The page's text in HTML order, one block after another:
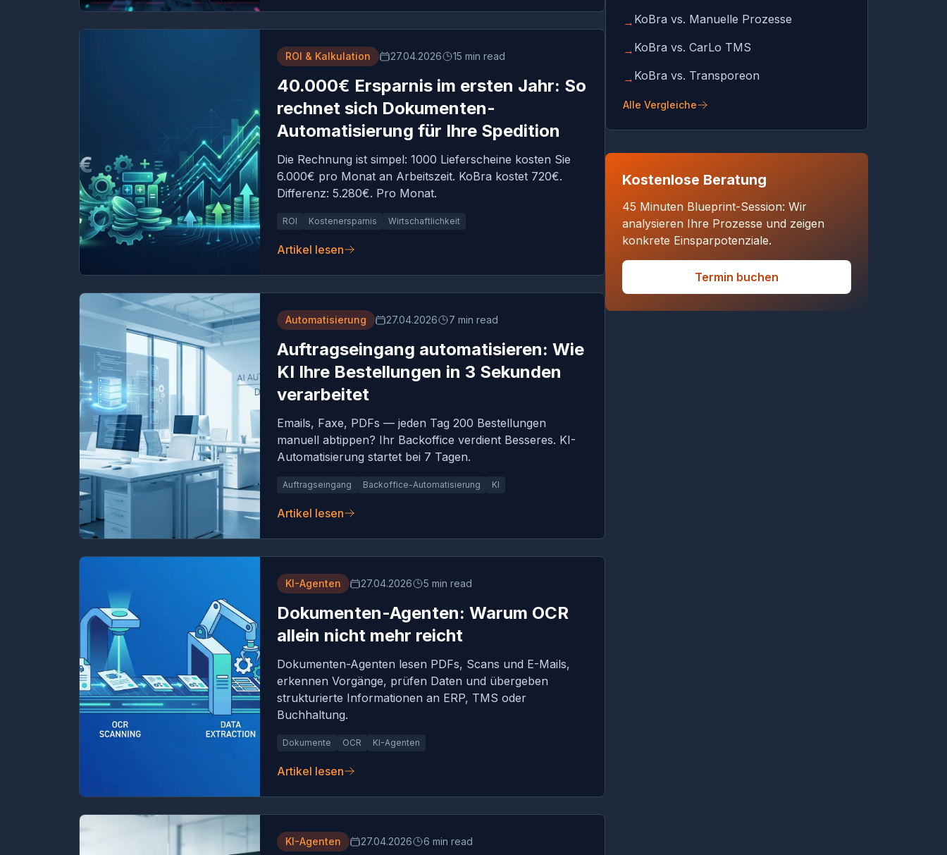
ROI & Kalkulation 27.04.2026 15 min read
40.000€ Ersparnis im ersten Jahr: So
rechnet sich Dokumenten-
Automatisierung für Ihre Spedition
Die Rechnung ist simpel: 1000 Lieferscheine kosten Sie
6.000€ pro Monat an Arbeitszeit. KoBra kostet 720€.
Differenz: 5.280€. Pro Monat.
ROI Kostenersparnis Wirtschaftlichkeit
Artikel lesen
Automatisierung 27.04.2026 7 min read
Auftragseingang automatisieren: Wie
KI Ihre Bestellungen in 3 Sekunden
verarbeitet
Emails, Faxe, PDFs — jeden Tag 200 Bestellungen
manuell abtippen? Ihr Backoffice verdient Besseres. KI-
Automatisierung startet bei 7 Tagen.
Auftragseingang Backoffice-Automatisierung KI
Artikel lesen
KI-Agenten 27.04.2026 5 min read
Dokumenten-Agenten: Warum OCR
allein nicht mehr reicht
Dokumenten-Agenten lesen PDFs, Scans und E-Mails,
erkennen Vorgänge, prüfen Daten und übergeben
strukturierte Informationen an ERP, TMS oder
Buchhaltung.
Dokumente OCR KI-Agenten
Artikel lesen
KI-Agenten 27.04.2026 6 min read
→ KoBra vs. Manuelle Prozesse
→ KoBra vs. CarLo TMS
→ KoBra vs. Transporeon
Alle Vergleiche
Kostenlose Beratung
45 Minuten Blueprint-Session: Wir
analysieren Ihre Prozesse und zeigen
konkrete Einsparpotenziale.
Termin buchen